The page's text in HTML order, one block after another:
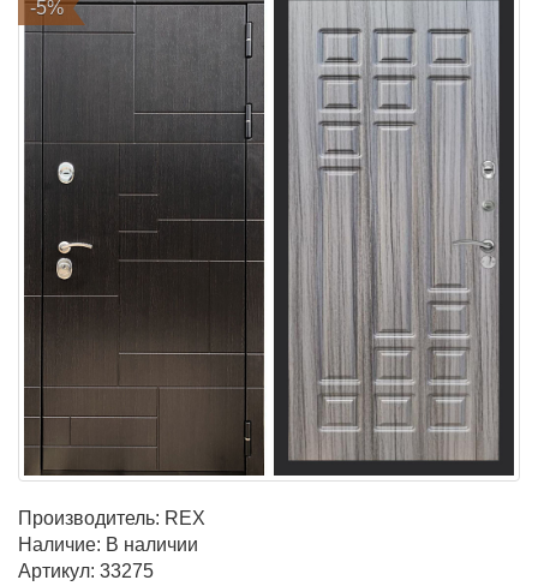
-5%
Производитель: REX
Наличие: В наличии
Артикул: 33275